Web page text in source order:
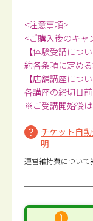
<注意事項>
<ご購入後のキャ
【体験受講につ
約各条項に定め
【店舗講座につ
各講座の締切日
※ご受講開始後は
チケット自
明
運営維持費について